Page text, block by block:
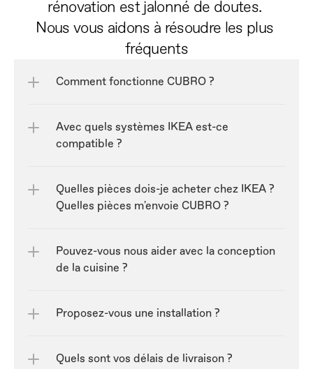
rénovation est jalonné de doutes.
Nous vous aidons à résoudre les plus
fréquents
Comment fonctionne CUBRO ?
Avec quels systèmes IKEA est-ce
compatible ?
Quelles pièces dois-je acheter chez IKEA ?
Quelles pièces m'envoie CUBRO ?
Pouvez-vous nous aider avec la conception
de la cuisine ?
Proposez-vous une installation ?
Quels sont vos délais de livraison ?